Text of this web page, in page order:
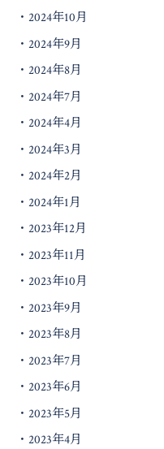
2024年10月
2024年9月
2024年8月
2024年7月
2024年4月
2024年3月
2024年2月
2024年1月
2023年12月
2023年11月
2023年10月
2023年9月
2023年8月
2023年7月
2023年6月
2023年5月
2023年4月